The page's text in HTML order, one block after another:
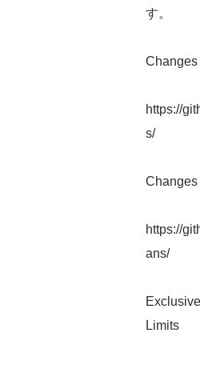
す。
https://
s/
https://
ans/
Limits